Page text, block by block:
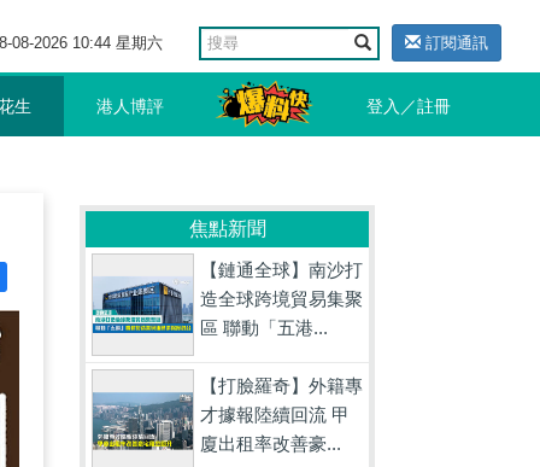
08-2026 10:44 星期六 訂閱通訊
生 港人博評 登入／註冊
焦點新聞
【鏈通全球】南沙打
造全球跨境貿易集聚
區 聯動「五港...
【打臉羅奇】外籍專
才據報陸續回流 甲
廈出租率改善豪...